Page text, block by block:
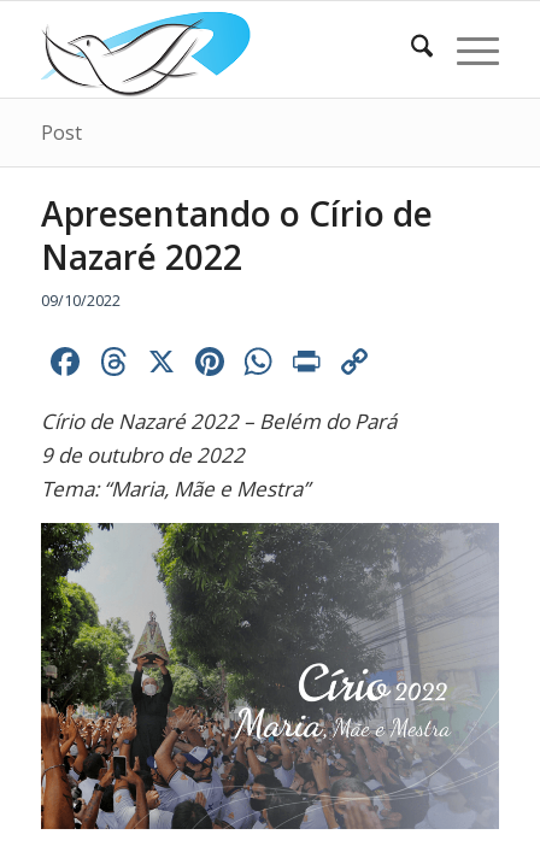
Post
Apresentando o Círio de
Nazaré 2022
09/10/2022
Facebook
Threads
X Pinterest
WhatsApp
Print
Link
Círio de Nazaré 2022 – Belém do Pará
9 de outubro de 2022
Tema: “Maria, Mãe e Mestra”